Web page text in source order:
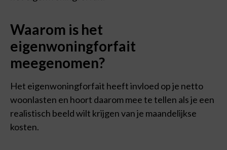
Waarom is het
eigenwoningforfait
meegenomen?
Het eigenwoningforfait heeft invloed op je netto
woonlasten en hoort daarom mee te tellen als je een
realistisch beeld wilt krijgen van je maandelijkse
kosten.